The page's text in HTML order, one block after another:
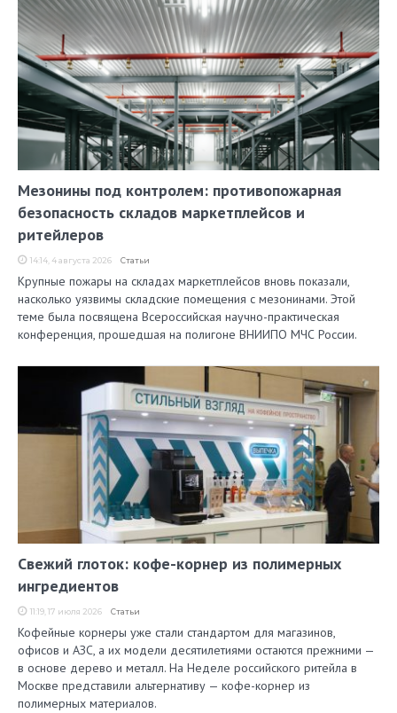
Мезонины под контролем: противопожарная
безопасность складов маркетплейсов и
ритейлеров
14:14, 4 августа 2026 Статьи
Крупные пожары на складах маркетплейсов вновь показали,
насколько уязвимы складские помещения с мезонинами. Этой
теме была посвящена Всероссийская научно-практическая
конференция, прошедшая на полигоне ВНИИПО МЧС России.
Свежий глоток: кофе-корнер из полимерных
ингредиентов
11:19, 17 июля 2026 Статьи
Кофейные корнеры уже стали стандартом для магазинов,
офисов и АЗС, а их модели десятилетиями остаются прежними —
в основе дерево и металл. На Неделе российского ритейла в
Москве представили альтернативу — кофе-корнер из
полимерных материалов.